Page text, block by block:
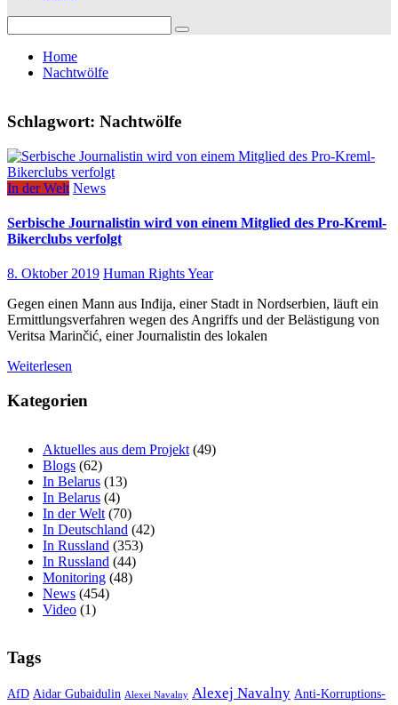
for:
Home
Nachtwölfe
Schlagwort: Nachtwölfe
In der Welt News
Serbische Journalistin wird von einem Mitglied des Pro-Kreml-
Bikerclubs verfolgt
8. Oktober 2019 Human Rights Year
Gegen einen Mann aus Inđija, einer Stadt in Nordserbien, läuft ein
Ermittlungsverfahren wegen des Angriffs und der Belästigung von
Veritsa Marinčić, einer Journalistin des lokalen
Weiterlesen
Kategorien
Aktuelles aus dem Projekt (49)
Blogs (62)
In Belarus (13)
In Belarus (4)
In der Welt (70)
In Deutschland (42)
In Russland (353)
In Russland (44)
Monitoring (48)
News (454)
Video (1)
Tags
AfD Aidar Gubaidulin Alexei Navalny Alexej Navalny Anti-Korruptions-